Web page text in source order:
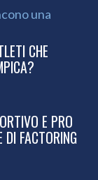
CHE
E PRO
DI FACTORING